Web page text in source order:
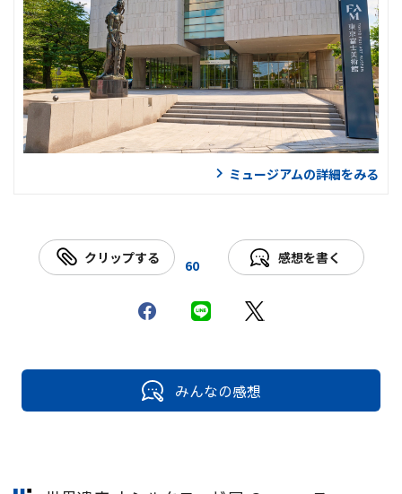
ミュージアムの詳細をみる
クリップする 60 感想を書く
みんなの感想